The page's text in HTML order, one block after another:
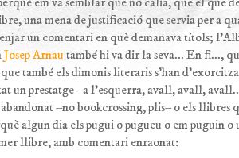
una mena de justificació que servia per a
un comentari en què demanava títols;
Josep Arnau també hi va dir la seva... En fi...,
també els dimonis literaris s’han
un prestatge –a l'esquerra, avall, avall,
–no bookcrossing, plis– o els llibres
algun dia els pugui o pugueu o em puguin o
llibre, amb comentari enraonat: